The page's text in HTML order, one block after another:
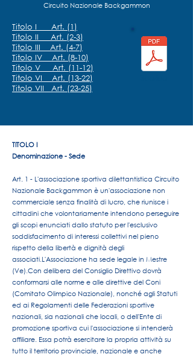
Circuito Nazionale Backgammon
Titolo I Art. (1)
Titolo II Art. (2-3)
Titolo III Art. (4-7)
Titolo IV Art. (8-10)
Titolo V Art. (11-12)
Titolo VI Art. (13-22)
Titolo VII Art. (23-25)
TITOLO I
Denominazione - Sede
Art. 1 - L'associazione sportiva dilettantistica Circuito
Nazionale Backgammon è un'associazione non
commerciale senza finalità di lucro, che riunisce i
cittadini che volontariamente intendono perseguire
gli scopi enunciati dallo statuto per l'esclusivo
soddisfacimento di interessi collettivi nel pieno
rispetto della libertà e dignità degli
associati.L'Associazione ha sede legale in Mestre
(Ve).Con delibera del Consiglio Direttivo dovrà
conformarsi alle norme e alle direttive del Coni
(Comitato Olimpico Nazionale), nonché agli Statuti
ed ai Regolamenti delle Federazioni sportive
nazionali, sia nazionali che locali, o dell'Ente di
promozione sportiva cui l'associazione si intenderà
affiliare. Essa potrà esercitare la propria attività su
tutto il territorio provinciale, nazionale e anche